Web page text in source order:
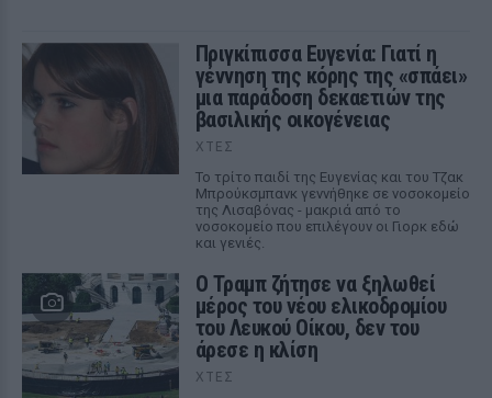
Πριγκίπισσα Ευγενία: Γιατί η
γέννηση της κόρης της «σπάει»
μια παράδοση δεκαετιών της
βασιλικής οικογένειας
ΧΤΕΣ
Το τρίτο παιδί της Ευγενίας και του Τζακ
Μπρούκσμπανκ γεννήθηκε σε νοσοκομείο
της Λισαβόνας - μακριά από το
νοσοκομείο που επιλέγουν οι Γιορκ εδώ
και γενιές.
Ο Τραμπ ζήτησε να ξηλωθεί
μέρος του νέου ελικοδρομίου
του Λευκού Οίκου, δεν του
άρεσε η κλίση
ΧΤΕΣ